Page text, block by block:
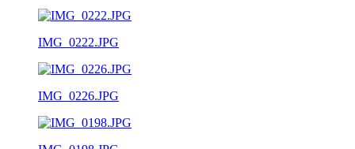
IMG_0222.JPG
IMG_0226.JPG